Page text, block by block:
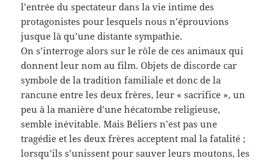
l’entrée du spectateur dans la vie intime des
protagonistes pour lesquels nous n’éprouvions
jusque là qu’une distante sympathie.
On s’interroge alors sur le rôle de ces animaux qui
donnent leur nom au film. Objets de discorde car
symbole de la tradition familiale et donc de la
rancune entre les deux frères, leur « sacrifice », un
peu à la manière d’une hécatombe religieuse,
semble inévitable. Mais Béliers n’est pas une
tragédie et les deux frères acceptent mal la fatalité ;
lorsqu’ils s’unissent pour sauver leurs moutons, les